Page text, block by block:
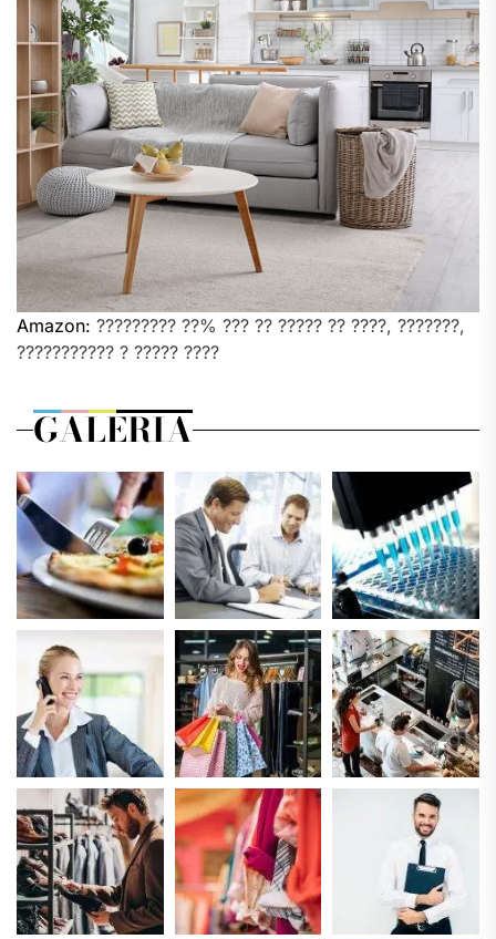
Amazon: ????????? ??% ??? ?? ????? ?? ????, ???????,
??????????? ? ????? ????
GALERIA